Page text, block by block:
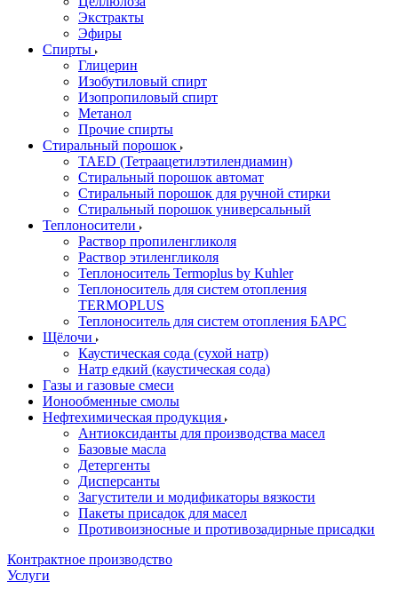
Экстракты
Эфиры
Спирты
Глицерин
Изобутиловый спирт
Изопропиловый спирт
Метанол
Прочие спирты
Стиральный порошок
TAED (Тетраацетилэтилендиамин)
Стиральный порошок автомат
Стиральный порошок для ручной стирки
Стиральный порошок универсальный
Теплоносители
Раствор пропиленгликоля
Раствор этиленгликоля
Теплоноситель Termoplus by Kuhler
Теплоноситель для систем отопления
TERMOPLUS
Теплоноситель для систем отопления БАРС
Щёлочи
Каустическая сода (сухой натр)
Натр едкий (каустическая сода)
Газы и газовые смеси
Ионообменные смолы
Нефтехимическая продукция
Антиоксиданты для производства масел
Базовые масла
Детергенты
Дисперсанты
Загустители и модификаторы вязкости
Пакеты присадок для масел
Противоизносные и противозадирные присадки
Контрактное производство
Услуги